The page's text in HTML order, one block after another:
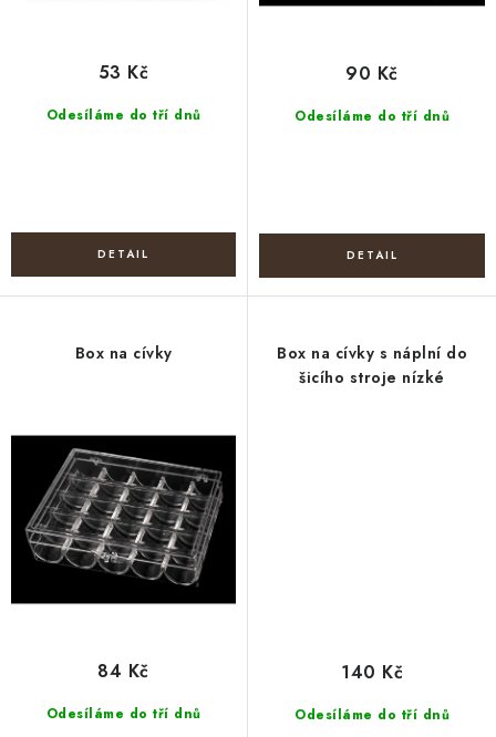
Odesíláme do tří dnů
53 Kč
Odesíláme do tří dnů
90 Kč
Box na cívky
Odesíláme do tří dnů
84 Kč
Box na cívky s náplní do
šicího stroje nízké
Odesíláme do tří dnů
140 Kč